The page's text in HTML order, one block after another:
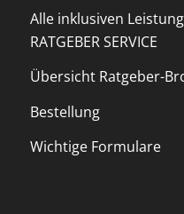
Alle inklusiven
RATGEBER SERVICE
Übersicht Ratgeber-
Bestellung
Wichtige Formulare